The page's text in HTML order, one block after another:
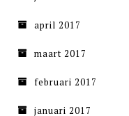
april 2017
maart 2017
februari 2017
januari 2017